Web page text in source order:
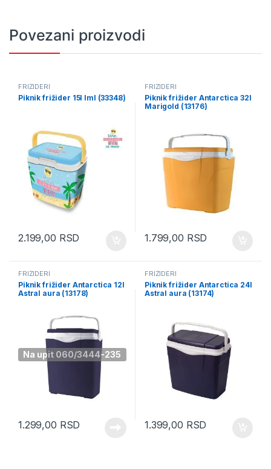
Povezani proizvodi
FRIŽIDERI
Piknik frižider 15l Iml (33348)
2.199,00 RSD
FRIŽIDERI
Piknik frižider Antarctica 32l
Marigold (13176)
1.799,00 RSD
Na upit 060/3444-235
FRIŽIDERI
Piknik frižider Antarctica 12l
Astral aura (13178)
1.299,00 RSD
FRIŽIDERI
Piknik frižider Antarctica 24l
Astral aura (13174)
1.399,00 RSD